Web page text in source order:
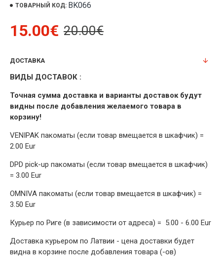
ТОВАРНЫЙ КОД: BK066
15.00€ 20.00€
ДОСТАВКА
ВИДЫ ДОСТАВОК :
Точная сумма доставка и варианты доставок будут
видны после добавления желаемого товара в
корзину!
VENIPAK пакоматы (если товар вмещается в шкафчик) =
2.00 Eur
DPD pick-up пакоматы (если товар вмещается в шкафчик)
= 3.00 Eur
OMNIVA пакоматы (если товар вмещается в шкафчик) =
3.50 Eur
Курьер по Риге (в зависимости от адреса) = 5.00 - 6.00 Eur
Доставка курьером по Латвии - цена доставки будет
видна в корзине после добавления товара (-ов)